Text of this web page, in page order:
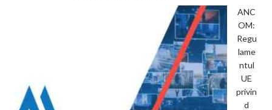
ANC
OM:
Regu
lame
ntul
UE
privin
d